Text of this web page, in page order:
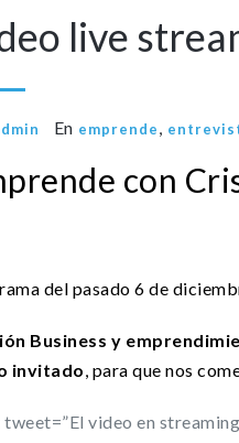
live
En emprende,
con
del pasado 6 de
Business y
invitado, para que nos
video en